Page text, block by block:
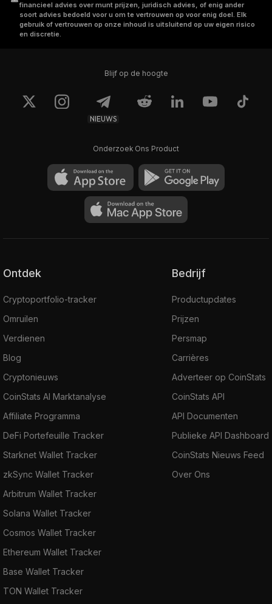
financieel advies over munt prijzen, juridisch advies, of enig ander
soort advies bedoeld voor u om te vertrouwen op voor enig doel. Elk
gebruik of vertrouwen op onze inhoud is uitsluitend op uw eigen risico
en discretie.
Blijf op de hoogte
NIEUWS
Onderzoek Ons Product
Ontdek
Cryptoportfolio-tracker
Omruilen
Verdienen
Blog
Cryptonieuws
CoinStats AI Marktanalyse
Affiliate Programma
DeFi Portefeuille Tracker
Starknet Wallet Tracker
zkSync Wallet Tracker
Arbitrum Wallet Tracker
Solana Wallet Tracker
Cosmos Wallet Tracker
Ethereum Wallet Tracker
Base Wallet Tracker
TON Wallet Tracker
Bedrijf
Productupdates
Prijzen
Persmap
Carrières
Adverteer op CoinStats
CoinStats API
API Documenten
Publieke API Dashboard
CoinStats Nieuws Feed
Over Ons